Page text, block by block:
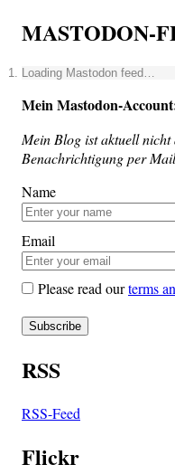
MASTODON-
Loa­ding Mast­o­don feed…
Mein Mast­o­don-
Mein Blog ist aktu­ell
Benach­rich­ti­gung per
Name
Email
Please read ourterms
RSS
RSS-Feed
Flickr